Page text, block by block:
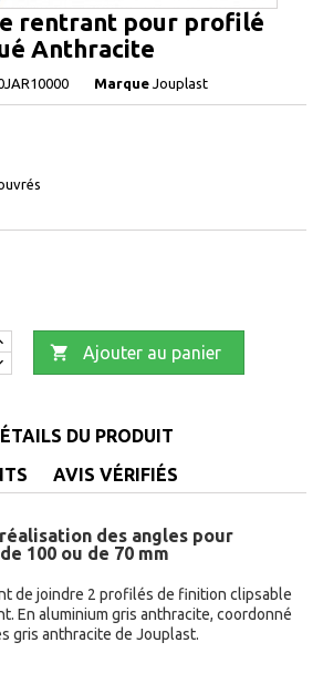
rentrant pour profilé
Anthracite
Marque Jouplast
 Ajouter au panier
DU PRODUIT
AVIS VÉRIFIÉS
des angles pour
100 ou de 70 mm
de joindre 2 profilés de finition clipsable
En aluminium gris anthracite, coordonné
gris anthracite de Jouplast.